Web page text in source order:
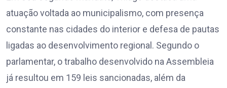
atuação voltada ao municipalismo, com presença
constante nas cidades do interior e defesa de pautas
ligadas ao desenvolvimento regional. Segundo o
parlamentar, o trabalho desenvolvido na Assembleia
já resultou em 159 leis sancionadas, além da